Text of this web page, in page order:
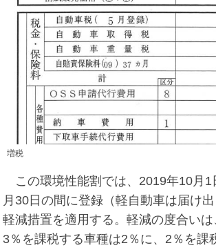
増税
この環境性能割では、2019年10月1
月30日の間に登録（軽自動車は届け出
軽減措置を適用する。軽減の度合い
3％を課税する車種は2％に、2％を課